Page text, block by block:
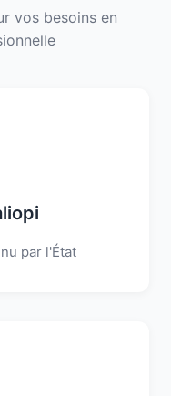
vos besoins en
par l'État